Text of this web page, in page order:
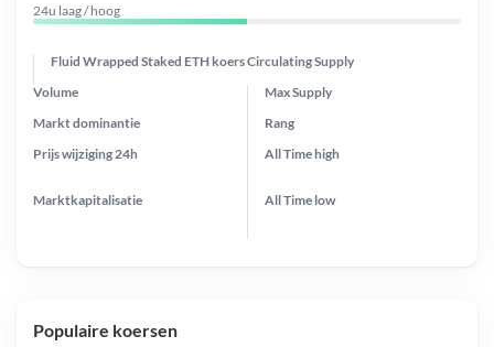
24u laag / hoog
Fluid Wrapped Staked ETH koersCirculating Supply
Prijs wijziging 24h
Max Supply
Markt dominantie
Marktkapitalisatie
Volume
Rang
All Timehigh
All Time low
Populaire koersen